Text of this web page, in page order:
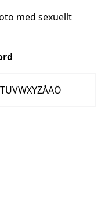
med sexuellt
TUVWXYZÅÄÖ